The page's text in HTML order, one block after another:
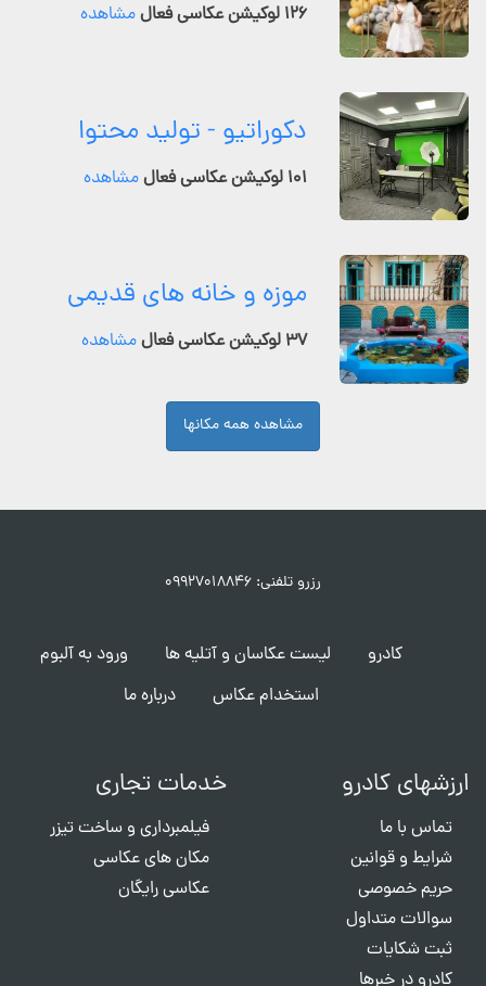
۱۲۶ لوکیشن عکاسی فعال مشاهده
دکوراتیو - تولید محتوا
۱۰۱ لوکیشن عکاسی فعال مشاهده
موزه و خانه های قدیمی
۳۷ لوکیشن عکاسی فعال مشاهده
مشاهده همه مکانها
رزرو تلفنی: ۰۹۹۲۷۰۱۸۸۴۶
کادرو لیست عکاسان و آتلیه ها
ورود به آلبوم
استخدام عکاس
درباره ما
ارزشهای کادرو
تماس با ما
شرایط و قوانین
حریم خصوصی
سوالات متداول
ثبت شکایات
کادرو در خبرها
خدمات تجاری
فیلمبرداری و ساخت تیزر
مکان های عکاسی
عکاسی رایگان